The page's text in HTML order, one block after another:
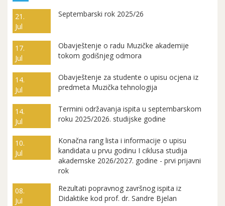
21.
Jul
Septembarski rok 2025/26
17.
Jul
Obavještenje o radu Muzičke akademije
tokom godišnjeg odmora
14.
Jul
Obavještenje za studente o upisu ocjena iz
predmeta Muzička tehnologija
14.
Jul
Termini održavanja ispita u septembarskom
roku 2025/2026. studijske godine
10.
Jul
Konačna rang lista i informacije o upisu
kandidata u prvu godinu I ciklusa studija
akademske 2026/2027. godine - prvi prijavni
rok
08.
Jul
Rezultati popravnog završnog ispita iz
Didaktike kod prof. dr. Sandre Bjelan